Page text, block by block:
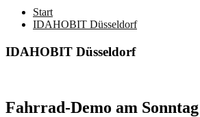
Start
IDAHOBIT Düsseldorf
IDAHOBIT Düsseldorf
Fahrrad-Demo am